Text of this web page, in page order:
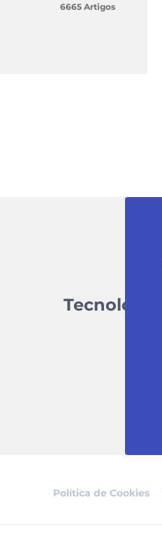
6665 Artigos
Tecnologia
Política de Cookies